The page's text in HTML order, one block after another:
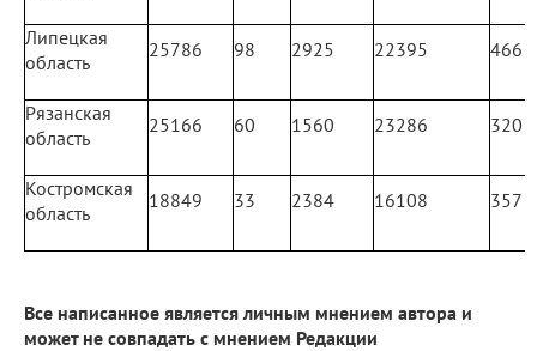
Липецкая
область
25786 98 2925 22395 466
Рязанская
область
25166 60 1560 23286 320
Костромская
область
18849 33 2384 16108 357
Все написанное является личным мнением автора и
может не совпадать с мнением Редакции